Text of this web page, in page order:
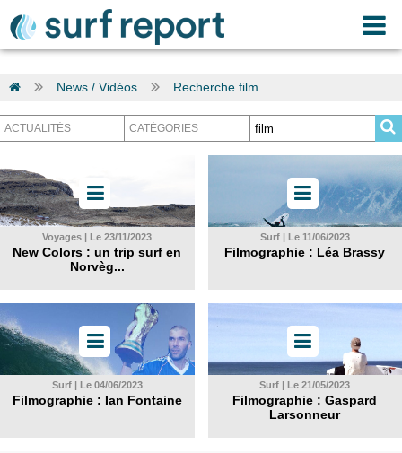
News / Vidéos Recherche film
Voyages | Le 23/11/2023
New Colors : un trip surf en
Norvèg...
Surf | Le 11/06/2023
Filmographie : Léa Brassy
Surf | Le 04/06/2023
Filmographie : Ian Fontaine
Surf | Le 21/05/2023
Filmographie : Gaspard
Larsonneur